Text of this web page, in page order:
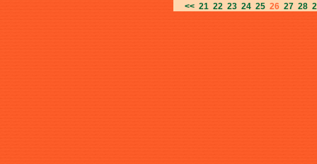
<< 21 22 23 24 25 26 27 28